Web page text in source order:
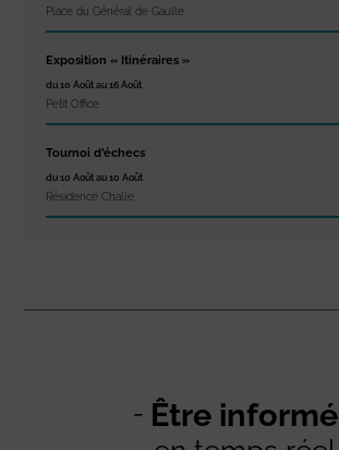
Place du Général de Gaulle
Exposition « Itinéraires »
du 10 Août au 16 Août
Petit Office
Tournoi d’échecs
du 10 Août au 10 Août
Résidence Challe
Être informé